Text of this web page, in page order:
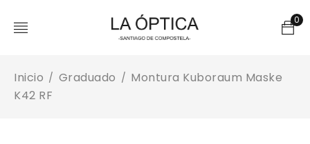
0
Inicio / Graduado / Montura Kuboraum Maske
K42 RF